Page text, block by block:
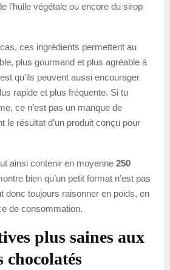
l’huile végétale ou encore du sirop
ces ingrédients permettent au
plus gourmand et plus agréable à
qu’ils peuvent aussi encourager
rapide et plus fréquente. Si tu
ce n’est pas un manque de
le résultat d’un produit conçu pour
ainsi contenir en moyenne 250
bien qu’un petit format n’est pas
donc toujours raisonner en poids, en
de consommation.
plus saines aux
chocolatés